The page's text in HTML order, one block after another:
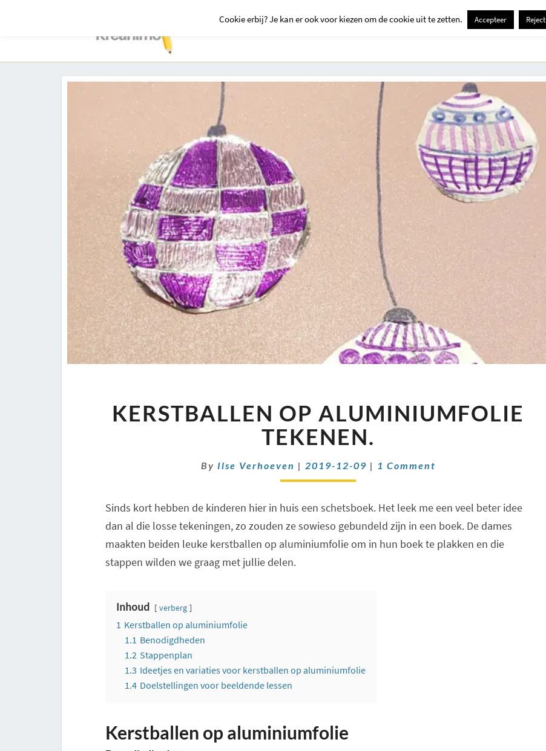
Contact Kids Creatief Erop Uit Huis En Tuin
OP
ALUMINIUMFOLIE
TEKENEN.
KERSTBALLEN OP ALUMINIUMFOLIE
TEKENEN.
By Ilse Verhoeven | 2019-12-09 | Comments
1 Comment
Sinds kort hebben de kinderen hier in huis een schetsboek. Het leek me een veel beter idee
dan al die losse tekeningen, zo zouden ze sowieso gebundeld zijn in een boek. De dames
maakten beiden leuke kerstballen op aluminiumfolie om in hun boek te plakken en die
stappen wilden we graag met jullie delen.
Inhoud verberg
1 Kerstballen op aluminiumfolie
1.1 Benodigdheden
1.2 Stappenplan
1.3 Ideetjes en variaties voor kerstballen op aluminiumfolie
1.4 Doelstellingen voor beeldende lessen
Kerstballen op aluminiumfolie
Cookie erbij? Je kan er ook voor kiezen om de cookie uit te zetten. Accepteer Reject